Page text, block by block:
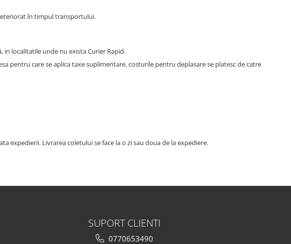
în timpul transportului.
in localitatile unde nu exista Curier Rapid.
pentru care se aplica taxe suplimentare, costurile pentru deplasare se platesc de catre
expedierii. Livrarea coletului se face la o zi sau doua de la expediere.
SUPORT CLIENTI
0770653490